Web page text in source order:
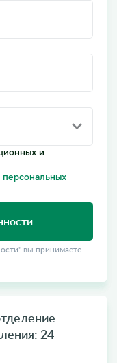
и
вы принимаете
24 -